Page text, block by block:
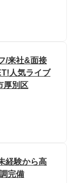
/来社&面接
人気ライブ
厚別区
経験から高
完備